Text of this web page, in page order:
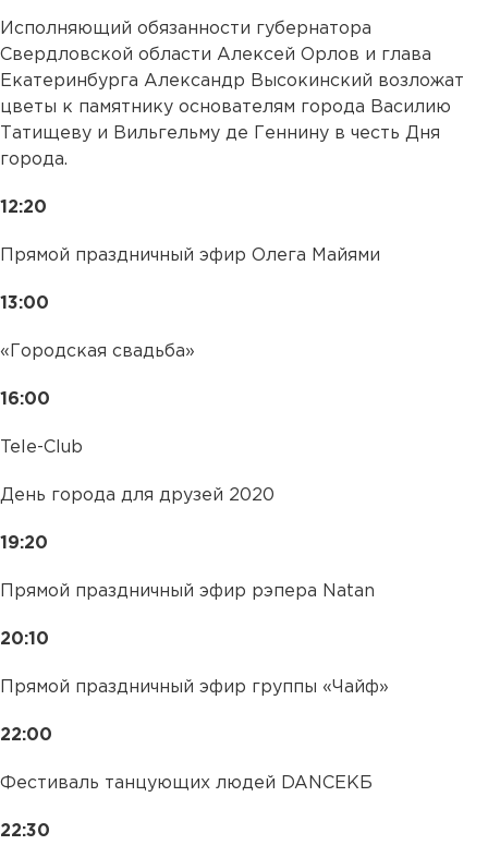
Исполняющий обязанности губернатора
Свердловской области Алексей Орлов и глава
Екатеринбурга Александр Высокинский возложат
цветы к памятнику основателям города Василию
Татищеву и Вильгельму де Геннину в честь Дня
города.
12:20
Прямой праздничный эфир Олега Майями
13:00
«Городская свадьба»
16:00
Tele-Club
День города для друзей 2020
19:20
Прямой праздничный эфир рэпера Natan
20:10
Прямой праздничный эфир группы «Чайф»
22:00
Фестиваль танцующих людей DANCЕКБ
22:30